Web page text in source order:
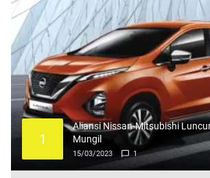
1
Aliansi Nissan-Mitsubishi
Mungil
15/03/2023 1